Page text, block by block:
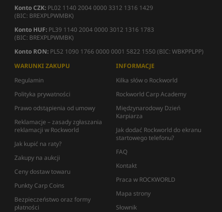
Konto CZK: PL02 1140 2004 0000 3312 1316 1429
(BIC: BREXPLPWMBK)
Konto HUF: PL39 1140 2004 0000 3012 1316 1783
(BIC: BREXPLPWMBK)
Konto RON: PL52 1090 1766 0000 0001 5822 1550 (BIC: WBKPPLPP)
WARUNKI ZAKUPU
Regulamin
Polityka prywatności
Prawo odstąpienia od umowy
Reklamacje – zasady zgłaszania
reklamacji w Rockworld
Jak kupić na raty?
Zakupy na aukcji
Ceny dostaw towaru
Punkty Carp Coins
Bezpieczeństwo oraz formy
płatności
INFORMACJE
Kilka słów o Rockworld
Rockworld Carp Academy
Międzynarodowy Dzień
Karpiarza
Jak dodać Rockworld do ekranu
startowego telefonu?
FAQ
Kontakt
Praca w ROCKWORLD
Mapa strony
Słownik